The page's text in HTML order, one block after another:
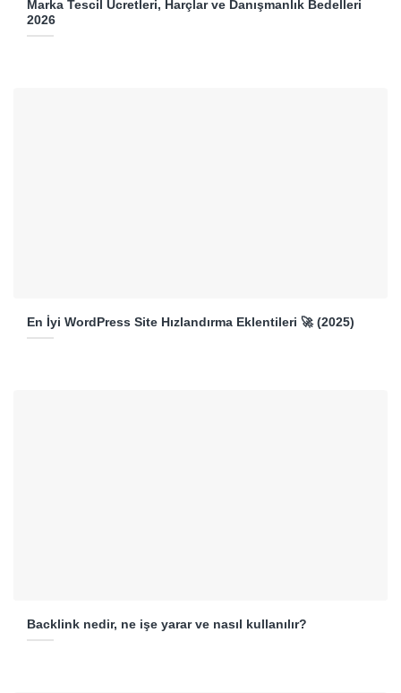
Marka Tescil Ücretleri, Harçlar ve Danışmanlık Bedelleri
2026
En İyi WordPress Site Hızlandırma Eklentileri 🚀 (2025)
Backlink nedir, ne işe yarar ve nasıl kullanılır?